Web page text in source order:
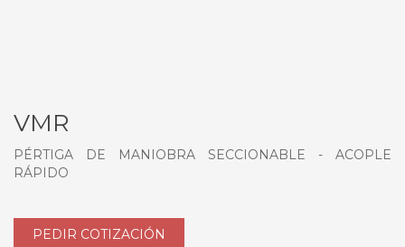
VMR
PÉRTIGA DE MANIOBRA SECCIONABLE - ACOPLE
RÁPIDO
PEDIR COTIZACIÓN